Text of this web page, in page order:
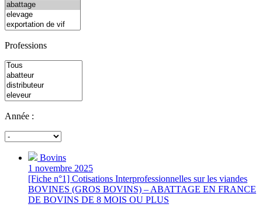
Professions
Année :
Bovins
1 novembre 2025
[Fiche n°1] Cotisations Interprofessionnelles sur les viandes
BOVINES (GROS BOVINS) – ABATTAGE EN FRANCE
DE BOVINS DE 8 MOIS OU PLUS